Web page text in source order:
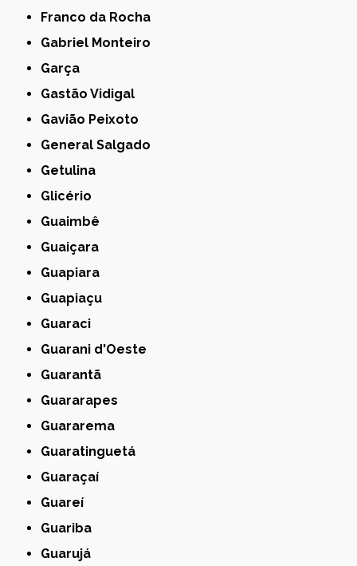
Franco da Rocha
Gabriel Monteiro
Garça
Gastão Vidigal
Gavião Peixoto
General Salgado
Getulina
Glicério
Guaimbê
Guaiçara
Guapiara
Guapiaçu
Guaraci
Guarani d'Oeste
Guarantã
Guararapes
Guararema
Guaratinguetá
Guaraçaí
Guareí
Guariba
Guarujá